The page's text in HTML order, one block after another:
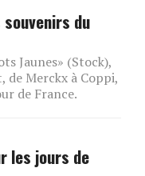
du
Jaunes» (Stock),
Merckx à Coppi,
de France.
les jours de